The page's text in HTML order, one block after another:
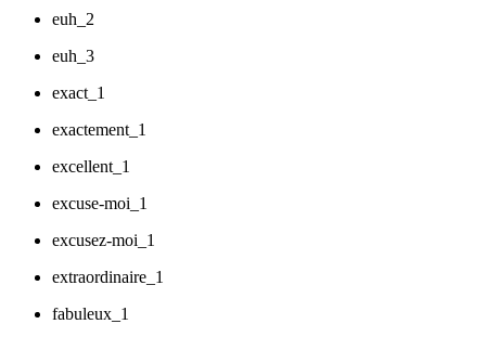
euh_2
euh_3
exact_1
exactement_1
excellent_1
excuse-moi_1
excusez-moi_1
extraordinaire_1
fabuleux_1